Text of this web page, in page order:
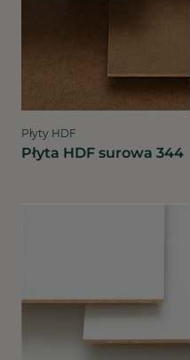
Płyty HDF
Płyta HDF surowa 344